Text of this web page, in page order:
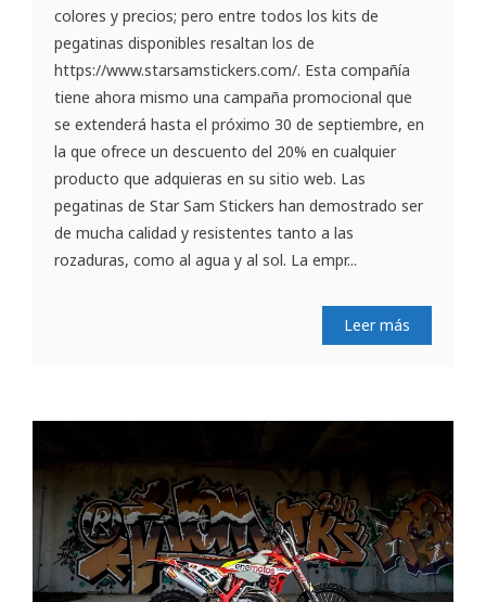
colores y precios; pero entre todos los kits de
pegatinas disponibles resaltan los de
https://www.starsamstickers.com/. Esta compañía
tiene ahora mismo una campaña promocional que
se extenderá hasta el próximo 30 de septiembre, en
la que ofrece un descuento del 20% en cualquier
producto que adquieras en su sitio web. Las
pegatinas de Star Sam Stickers han demostrado ser
de mucha calidad y resistentes tanto a las
rozaduras, como al agua y al sol. La empr...
Leer más